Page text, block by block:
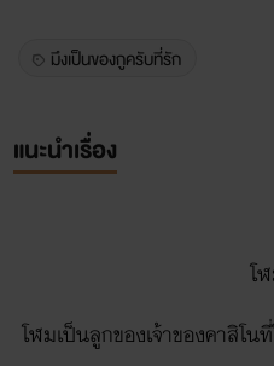
มึงเป็นของกูครับที่รัก
แนะนำเรื่อง
โ
โฬมเป็นลูกของเจ้าของคาสิโ